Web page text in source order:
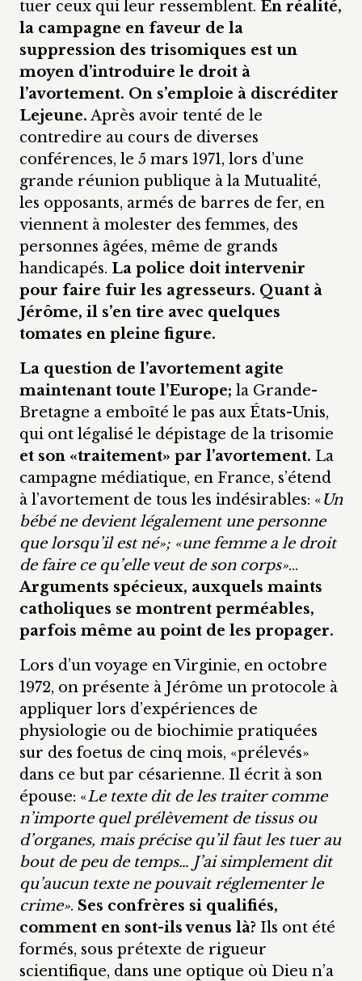
tuer ceux qui leur ressemblent. En réalité,
la campagne en faveur de la
suppression des trisomiques est un
moyen d’introduire le droit à
l’avortement. On s’emploie à discréditer
Lejeune. Après avoir tenté de le
contredire au cours de diverses
conférences, le 5 mars 1971, lors d’une
grande réunion publique à la Mutualité,
les opposants, armés de barres de fer, en
viennent à molester des femmes, des
personnes âgées, même de grands
handicapés. La police doit intervenir
pour faire fuir les agresseurs. Quant à
Jérôme, il s’en tire avec quelques
tomates en pleine figure.
La question de l’avortement agite
maintenant toute l’Europe; la Grande-
Bretagne a emboîté le pas aux États-Unis,
qui ont légalisé le dépistage de la trisomie
et son «traitement» par l’avortement. La
campagne médiatique, en France, s’étend
à l’avortement de tous les indésirables: «Un
bébé ne devient légalement une personne
que lorsqu’il est né»; «une femme a le droit
de faire ce qu’elle veut de son corps»…
Arguments spécieux, auxquels maints
catholiques se montrent perméables,
parfois même au point de les propager.
Lors d’un voyage en Virginie, en octobre
1972, on présente à Jérôme un protocole à
appliquer lors d’expériences de
physiologie ou de biochimie pratiquées
sur des foetus de cinq mois, «prélevés»
dans ce but par césarienne. Il écrit à son
épouse: «Le texte dit de les traiter comme
n’importe quel prélèvement de tissus ou
d’organes, mais précise qu’il faut les tuer au
bout de peu de temps… J’ai simplement dit
qu’aucun texte ne pouvait réglementer le
crime». Ses confrères si qualifiés,
comment en sont-ils venus là? Ils ont été
formés, sous prétexte de rigueur
scientifique, dans une optique où Dieu n’a